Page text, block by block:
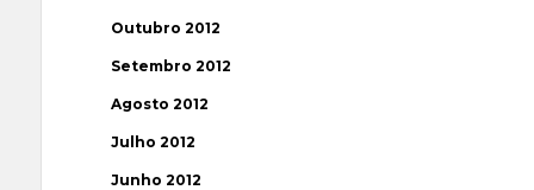
Outubro 2012
Setembro 2012
Agosto 2012
Julho 2012
Junho 2012